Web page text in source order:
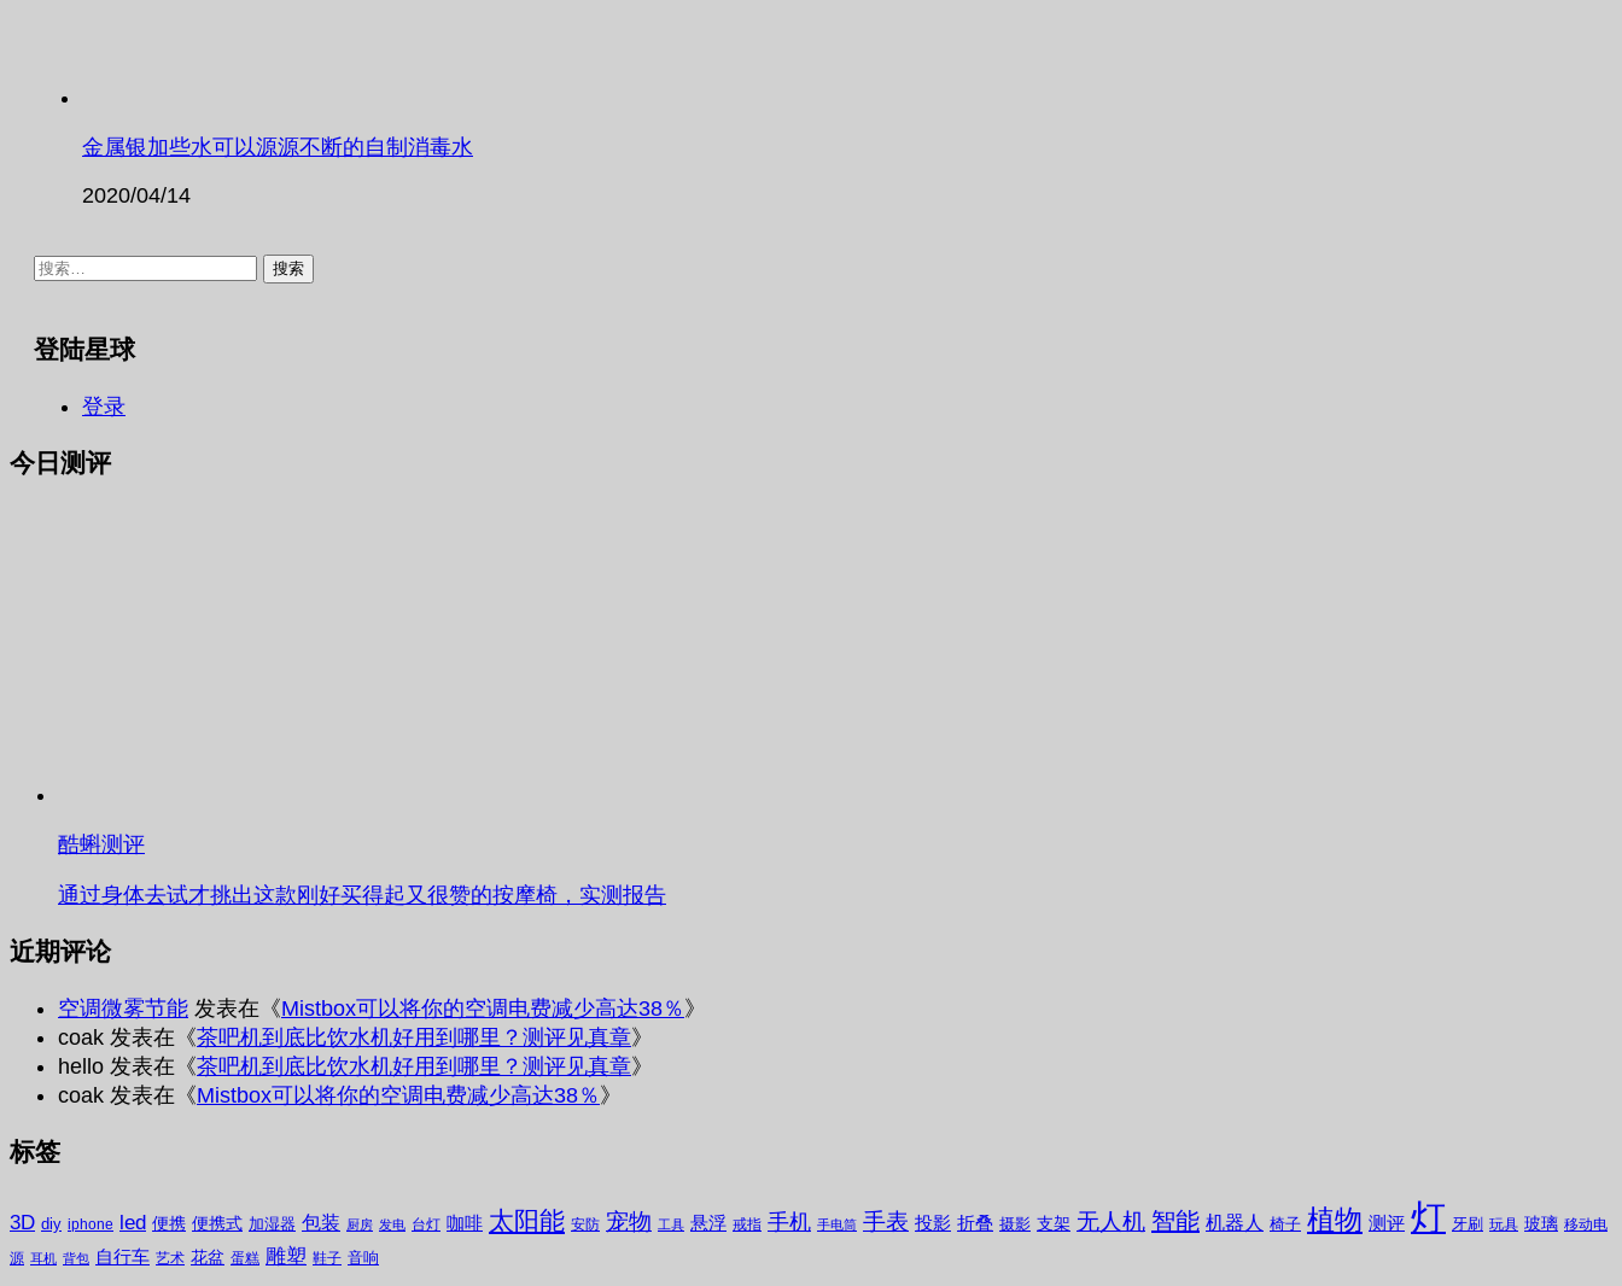
金属银加些水可以源源不断的自制消毒水
2020/04/14
搜
登陆星球
登录
今日测评
酷蝌测评
通过身体去试才挑出这款刚好买得起又很赞的按摩椅，实测报告
近期评论
空调微雾节能 发表在《Mistbox可以将你的空调电费减少高达38％ 》
coak 发表在《茶吧机到底比饮水机好用到哪里？测评见真章》
hello 发表在《茶吧机到底比饮水机好用到哪里？测评见真章》
coak 发表在《Mistbox可以将你的空调电费减少高达38％ 》
标签
3D diy iphone led 便携 便携式 加湿器 包装 厨房 发电 台灯 咖啡 太阳能 安防 宠物 工具 悬浮 戒指 手机 手电筒 手表 投影 折叠 摄影 支架 无人机 智能 机器人 椅子 植物 测评 灯 牙刷 玩具 玻璃 移动电
源 耳机 背包 自行车 艺术 花盆 蛋糕 雕塑 鞋子 音响